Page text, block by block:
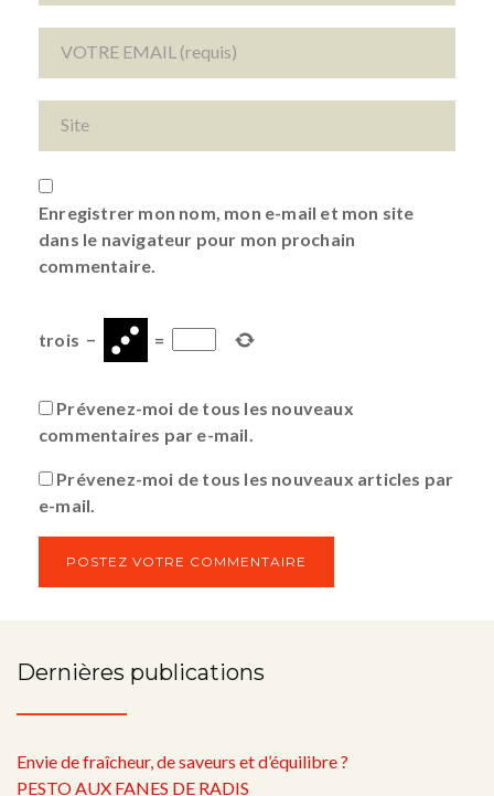
Enregistrer mon nom, mon e-mail et mon site
dans le navigateur pour mon prochain
commentaire.
trois − =
Prévenez-moi de tous les nouveaux
commentaires par e-mail.
Prévenez-moi de tous les nouveaux articles par
e-mail.
Dernières publications
Envie de fraîcheur, de saveurs et d’équilibre ?
PESTO AUX FANES DE RADIS